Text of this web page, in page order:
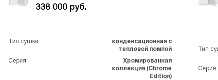
338 000 руб.
Тип сушки:
конденсационная с
тепловой помпой
Серия:
Хромированная
коллекция (Chrome
Edition)
Тип
Серия: